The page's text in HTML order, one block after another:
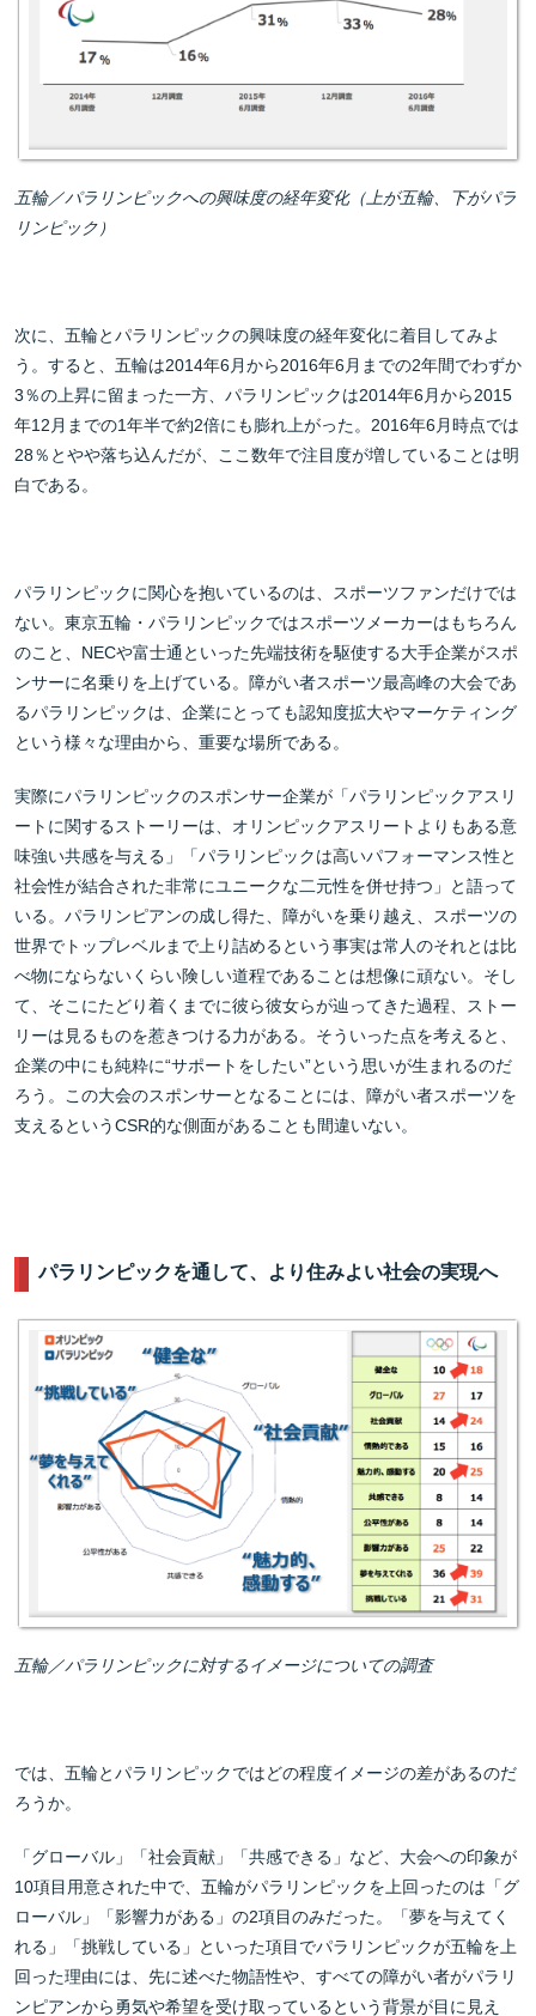
五輪／パラリンピックへの興味度の経年変化（上が五輪、下がパラ
リンピック）
次に、五輪とパラリンピックの興味度の経年変化に着目してみよ
う。すると、五輪は2014年6月から2016年6月までの2年間でわずか
3％の上昇に留まった一方、パラリンピックは2014年6月から2015
年12月までの1年半で約2倍にも膨れ上がった。2016年6月時点では
28％とやや落ち込んだが、ここ数年で注目度が増していることは明
白である。
パラリンピックに関心を抱いているのは、スポーツファンだけでは
ない。東京五輪・パラリンピックではスポーツメーカーはもちろん
のこと、NECや富士通といった先端技術を駆使する大手企業がスポ
ンサーに名乗りを上げている。障がい者スポーツ最高峰の大会であ
るパラリンピックは、企業にとっても認知度拡大やマーケティング
という様々な理由から、重要な場所である。
実際にパラリンピックのスポンサー企業が「パラリンピックアスリ
ートに関するストーリーは、オリンピックアスリートよりもある意
味強い共感を与える」「パラリンピックは高いパフォーマンス性と
社会性が結合された非常にユニークな二元性を併せ持つ」と語って
いる。パラリンピアンの成し得た、障がいを乗り越え、スポーツの
世界でトップレベルまで上り詰めるという事実は常人のそれとは比
べ物にならないくらい険しい道程であることは想像に頑ない。そし
て、そこにたどり着くまでに彼ら彼女らが辿ってきた過程、ストー
リーは見るものを惹きつける力がある。そういった点を考えると、
企業の中にも純粋に“サポートをしたい”という思いが生まれるのだ
ろう。この大会のスポンサーとなることには、障がい者スポーツを
支えるというCSR的な側面があることも間違いない。
パラリンピックを通して、より住みよい社会の実現へ
五輪／パラリンピックに対するイメージについての調査
では、五輪とパラリンピックではどの程度イメージの差があるのだ
ろうか。
「グローバル」「社会貢献」「共感できる」など、大会への印象が
10項目用意された中で、五輪がパラリンピックを上回ったのは「グ
ローバル」「影響力がある」の2項目のみだった。「夢を与えてく
れる」「挑戦している」といった項目でパラリンピックが五輪を上
回った理由には、先に述べた物語性や、すべての障がい者がパラリ
ンピアンから勇気や希望を受け取っているという背景が目に見え